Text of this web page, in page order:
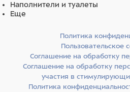
Наполнители и туалеты
Еще
Политика
Пользовательское
Соглашение на обработку
Соглашение на обработку
участия в
Политика